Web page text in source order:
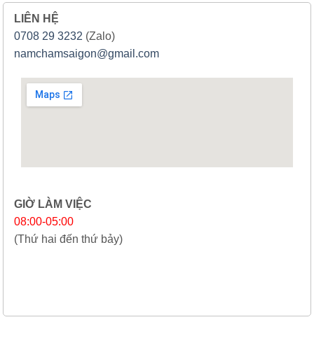
LIÊN HỆ
0708 29 3232 (Zalo)
namchamsaigon@gmail.com
GIỜ LÀM VIỆC
08:00-05:00
(Thứ hai đến thứ bảy)